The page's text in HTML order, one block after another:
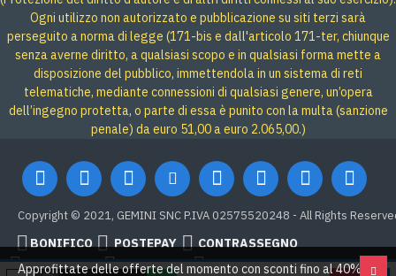
Ogni utilizzo non autorizzato e pubblicazione su siti terzi sarà
perseguito a norma di legge (171-bis e dall'articolo 171-ter, chiunque
senza averne diritto, a qualsiasi scopo e in qualsiasi forma mette a
disposizione del pubblico, immettendola in un sistema di reti
telematiche, mediante connessioni di qualsiasi genere, un’opera
dell’ingegno protetta, o parte di essa è punito con la multa (sanzione
penale) da euro 51,00 a euro 2.065,00.)
Copyright © 2021, GEMINI SNC P.IVA 02575520248 - All Rights
BONIFICO POSTEPAY
CONTRASSEGNO
Credit card
Google Pay PAYPAL
Approfittate delle offerte del momento con sconti fino al 40% su